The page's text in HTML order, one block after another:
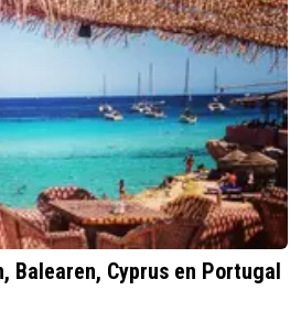
Balearen, Cyprus en Portugal